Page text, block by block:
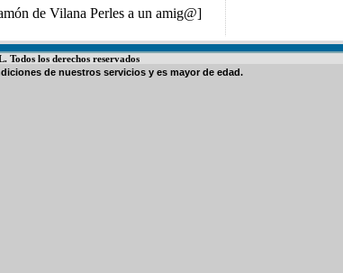
de Vilana Perles a un amig@]
los derechos reservados
de nuestros servicios y es mayor de edad.